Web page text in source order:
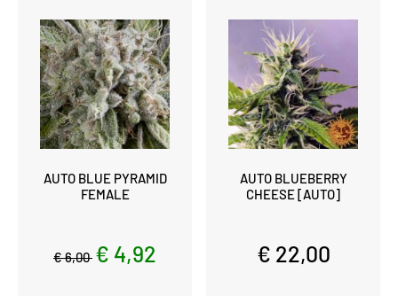
AUTO BLUE PYRAMID
FEMALE
€ 6,00 € 4,92
AUTO BLUEBERRY
CHEESE [AUTO]
€ 22,00